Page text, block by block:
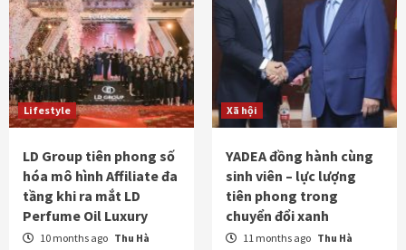
Lifestyle
LD Group tiên phong số
hóa mô hình Affiliate đa
tầng khi ra mắt LD
Perfume Oil Luxury
10 months ago Thu Hà
Xã hội
YADEA đồng hành cùng
sinh viên – lực lượng
tiên phong trong
chuyển đổi xanh
11 months ago Thu Hà